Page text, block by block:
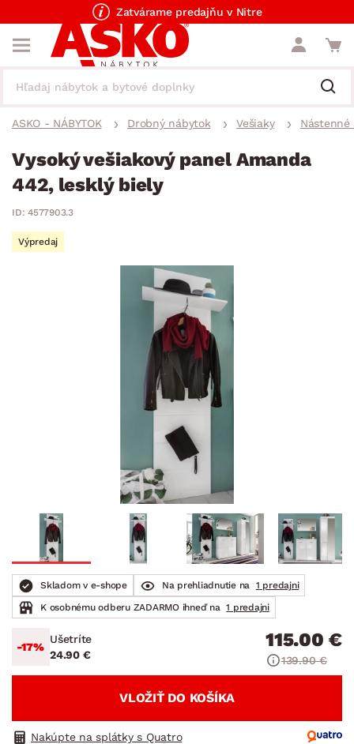
Zatvárame predajňu v Nitre
ASKO - NÁBYTOK Drobný nábytok Vešiaky Nástenné
Vysoký vešiakový panel Amanda
442, lesklý biely
ID: 4577903.3
Výpredaj
Skladom v e-shope Na prehliadnutie na
1 predajni
K osobnému odberu ZADARMO ihneď na 1 predajni
-17%
Ušetríte
24.90 €
115.00 €
139.90 €
VLOŽIŤ DO KOŠÍKA
Nakúpte na splátky s Quatro